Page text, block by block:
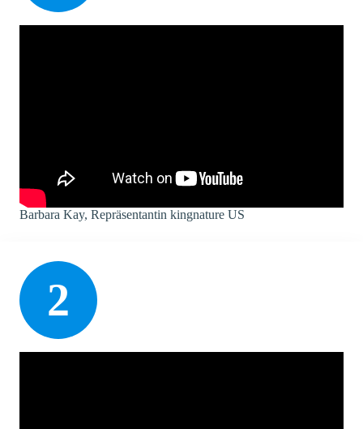
Barbara Kay, Repräsentantin kingnature US
2